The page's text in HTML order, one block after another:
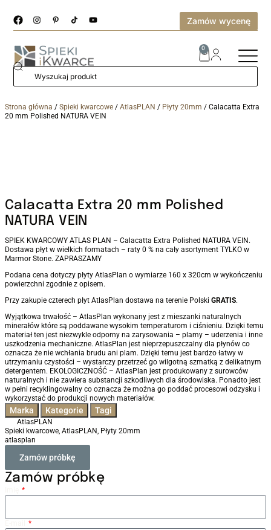
Zamów wycenę
0
Strona główna / Spieki kwarcowe / AtlasPLAN / Płyty 20mm / Calacatta Extra
20 mm Polished NATURA VEIN
Calacatta Extra 20 mm Polished
NATURA VEIN
SPIEK KWARCOWY ATLAS PLAN – Calacatta Extra Polished NATURA VEIN.
Dostawa płyt w wielkich formatach – raty 0 % na cały asortyment TYLKO w
Marmor Stone. ZAPRASZAMY
Podana cena dotyczy płyty AtlasPlan o wymiarze 160 x 320cm w wykończeniu
powierzchni zgodnie z opisem.
Przy zakupie czterech płyt AtlasPlan dostawa na terenie Polski GRATIS.
Wyjątkowa trwałość – AtlasPlan wykonany jest z mieszanki naturalnych
minerałów które są poddawane wysokim temperaturom i ciśnieniu. Dzięki temu
materiał ten jest niezwykle odporny na zarysowania – plamy – uderzenia i inne
uszkodzenia mechaniczne. AtlasPlan jest nieprzepuszczalny dla płynów co
oznacza że nie wchłania brudu ani plam. Dzięki temu jest bardzo łatwy w
utrzymaniu czystości – wystarczy przetrzeć go wilgotną szmatką z delikatnym
detergentem. EKOLOGICZNOŚĆ – AtlasPlan jest produkowany z surowców
naturalnych i nie zawiera substancji szkodliwych dla środowiska. Ponadto jest
w pełni recyklingowalny co oznacza że można go poddać procesowi odzysku i
wykorzystać do produkcji nowych materiałów.
Marka Kategorie Tagi
AtlasPLAN
Spieki kwarcowe, AtlasPLAN, Płyty 20mm
atlasplan
Zamów próbkę
Zamów próbkę